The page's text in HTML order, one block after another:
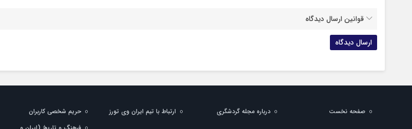
قوانین ارسال دیدگاه
صفحه نخست درباره مجله گردشگری ارتباط با تیم ایران وی تورز حریم شخصی کاربران